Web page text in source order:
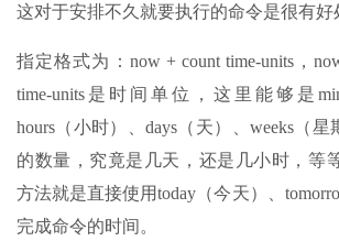
这对于安排不久就要执行的命令是很有好
指定格式为：now + count time-units，
time-units是时间单位，这里能够是
hours（小时）、days（天）、weeks（星
的数量，究竟是几天，还是几小时，等
方法就是直接使用today（今天）、
完成命令的时间。